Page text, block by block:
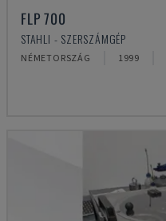
FLP 700
STAHLI - SZERSZÁMGÉP
NÉMETORSZÁG 1999